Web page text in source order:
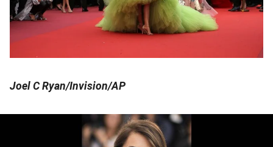
Joel C Ryan/Invision/AP